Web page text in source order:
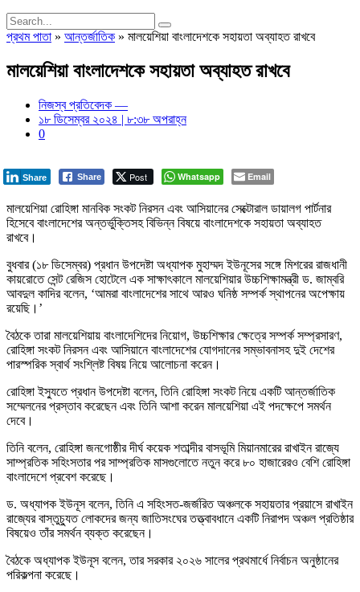
প্রথম পাতা » আন্তর্জাতিক » মালয়েশিয়া বাংলাদেশকে সহায়তা অব্যাহত রাখবে
মালয়েশিয়া বাংলাদেশকে সহায়তা অব্যাহত রাখবে
নিজস্ব প্রতিবেদক —
১৮ ডিসেম্বর ২০২৪ | ৮:৩৮ অপরাহ্ন
0
Share Post
Share Whatsapp Email
মালয়েশিয়া রোহিঙ্গা মানবিক সংকট নিরসন এবং আসিয়ানের সেক্টোরাল ডায়ালগ পার্টনার
হিসেবে বাংলাদেশের অন্তর্ভুক্তিসহ বিভিন্ন বিষয়ে বাংলাদেশকে সহায়তা অব্যাহত
রাখবে।
বুধবার (১৮ ডিসেম্বর) প্রধান উপদেষ্টা অধ্যাপক মুহাম্মদ ইউনূসের সঙ্গে মিশরের রাজধানী
কায়রোতে সেন্ট রেজিস হোটেলে এক সাক্ষাৎকালে মালয়েশিয়ার উচ্চশিক্ষামন্ত্রী ড. জাম্বরি
আবদুল কাদির বলেন, ‘আমরা বাংলাদেশের সাথে আরও ঘনিষ্ঠ সম্পর্ক স্থাপনের অপেক্ষায়
রয়েছি।’
বৈঠকে তারা মালয়েশিয়ায় বাংলাদেশিদের নিয়োগ, উচ্চশিক্ষার ক্ষেত্রে সম্পর্ক সম্প্রসারণ,
রোহিঙ্গা সংকট নিরসন এবং আসিয়ানে বাংলাদেশের যোগদানের সম্ভাবনাসহ দুই দেশের
পারস্পরিক স্বার্থ সংশ্লিষ্ট বিষয় নিয়ে আলোচনা করেন।
রোহিঙ্গা ইস্যুতে প্রধান উপদেষ্টা বলেন, তিনি রোহিঙ্গা সংকট নিয়ে একটি আন্তর্জাতিক
সম্মেলনের প্রস্তাব করেছেন এবং তিনি আশা করেন মালয়েশিয়া এই পদক্ষেপে সমর্থন
দেবে।
তিনি বলেন, রোহিঙ্গা জনগোষ্ঠীর দীর্ঘ কয়েক শতাব্দীর বাসভূমি মিয়ানমারের রাখাইন রাজ্যে
সাম্প্রতিক সহিংসতার পর সাম্প্রতিক মাসগুলোতে নতুন করে ৮০ হাজারেরও বেশি রোহিঙ্গা
বাংলাদেশে প্রবেশ করেছে।
ড. অধ্যাপক ইউনূস বলেন, তিনি এ সহিংসত-জর্জরিত অঞ্চলকে সহায়তার প্রয়াসে রাখাইন
রাজ্যের বাস্তুচ্যুত লোকদের জন্য জাতিসংঘের তত্ত্বাবধানে একটি নিরাপদ অঞ্চল প্রতিষ্ঠার
বিষয়েও তাঁর সমর্থন ব্যক্ত করেছেন।
বৈঠকে অধ্যাপক ইউনূস বলেন, তার সরকার ২০২৬ সালের প্রথমার্ধে নির্বাচন অনুষ্ঠানের
পরিকল্পনা করেছে।